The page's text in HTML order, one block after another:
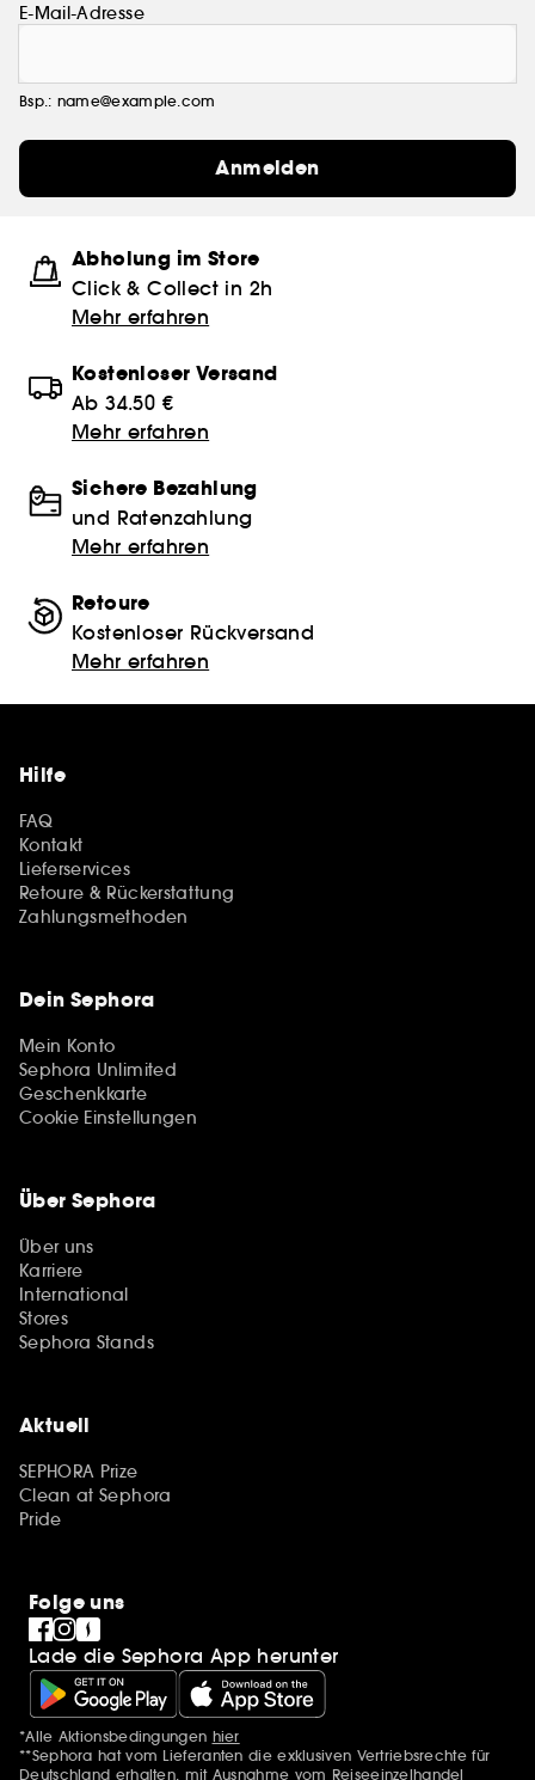
E-Mail-Adresse
Bsp.: name@example.com
Anmelden
Abholung im Store
Click & Collect in 2h
Mehr erfahren
Kostenloser Versand
Ab 34.50 €
Mehr erfahren
Sichere Bezahlung
und Ratenzahlung
Mehr erfahren
Retoure
Kostenloser Rückversand
Mehr erfahren
Hilfe
FAQ
Kontakt
Lieferservices
Retoure & Rückerstattung
Zahlungsmethoden
Dein Sephora
Mein Konto
Sephora Unlimited
Geschenkkarte
Cookie Einstellungen
Über Sephora
Über uns
Karriere
International
Stores
Sephora Stands
Aktuell
SEPHORA Prize
Clean at Sephora
Pride
Folge uns
Lade die Sephora App herunter
Zusätzlich Erwähnungen
*Alle Aktionsbedingungen hier
**Sephora hat vom Lieferanten die exklusiven Vertriebsrechte für
Deutschland erhalten, mit Ausnahme vom Reiseeinzelhandel